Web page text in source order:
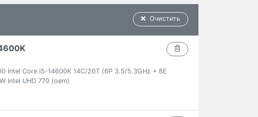
Очистить
Intel Core i5-14600K 14C/20T (6P 3.5/5.3GHz + 8E
Intel UHD 770 (oem)